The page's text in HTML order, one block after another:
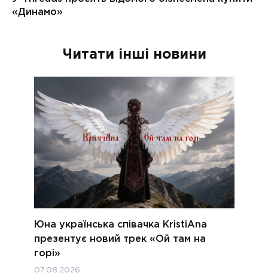
Читати інші новини
Юна українська співачка KristiAna
презентує новий трек «Ой там на
горі»
07.08.2026